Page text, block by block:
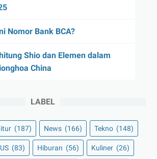
Nomor Bank BCA?
Shio dan Elemen dalam
China
LABEL
(187) News (166) Tekno (148)
(83) Hiburan (56) Kuliner (26)